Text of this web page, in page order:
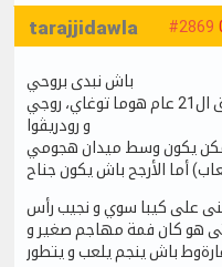
#2869
tarajjidawla
باش نبدى بروحي
بالنسبة ليا الأجانب إلي لازم يقعدوا فوق ال21 عام هوما توغاي، روجي
و رودريڨوا
يكون وسط ميدان هجومي
أما الأرجح باش يكون جناح
ممكن نستغنى على كيبا سوي و نجيب رأس
هو كان فمة مهاجم صغير و
باش ينجم يلعب و يتطور